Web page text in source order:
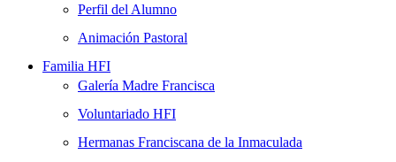
Perfil del Alumno
Animación Pastoral
Familia HFI
Galería Madre Francisca
Voluntariado HFI
Hermanas Franciscana de la Inmaculada